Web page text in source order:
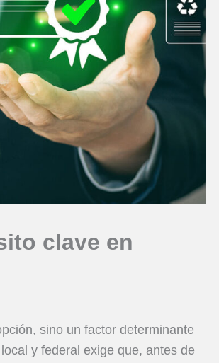
clave en
sino un factor determinante
y federal exige que, antes de